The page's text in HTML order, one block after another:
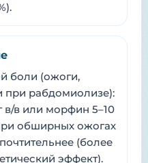
боли (ожоги,
рабдомиолизе):
в/в или морфин 5–10
обширных ожогах
(более
эффект).